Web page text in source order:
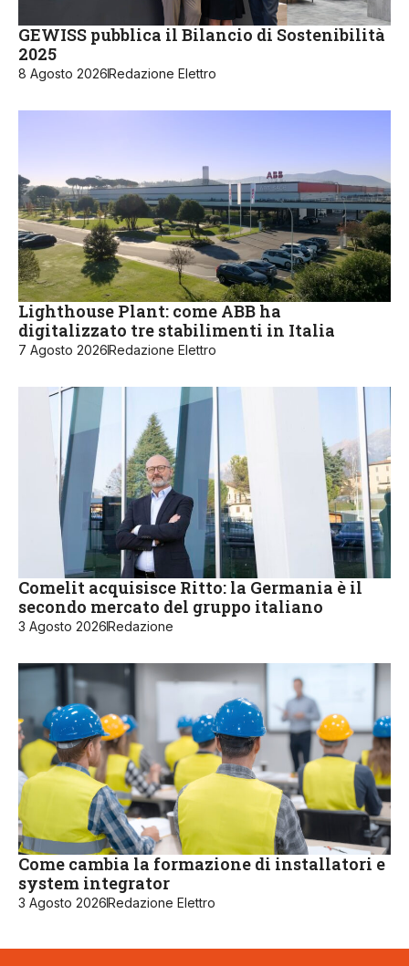
GEWISS pubblica il Bilancio di Sostenibilità
2025
8 Agosto 2026Redazione Elettro
Lighthouse Plant: come ABB ha
digitalizzato tre stabilimenti in Italia
7 Agosto 2026Redazione Elettro
Comelit acquisisce Ritto: la Germania è il
secondo mercato del gruppo italiano
3 Agosto 2026Redazione
Come cambia la formazione di installatori e
system integrator
3 Agosto 2026Redazione Elettro